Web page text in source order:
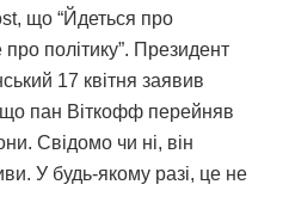
що “Йдеться про
про політику”. Президент
17 квітня заявив
пан Віткофф перейняв
Свідомо чи ні, він
У будь-якому разі, це не